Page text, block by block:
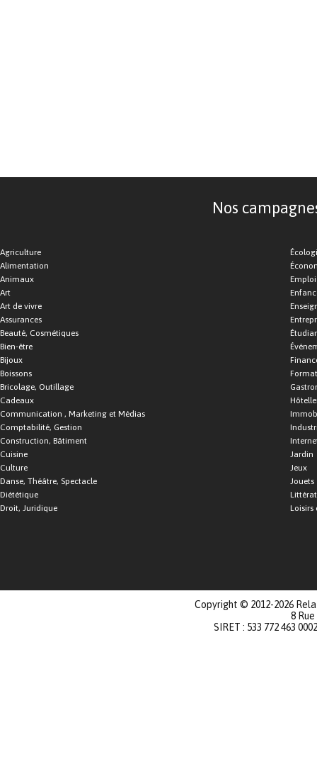
Nos
Agriculture
Alimentation
Animaux
Art
Art de vivre
Assurances
Beauté, Cosmétiques
Bien-être
Bijoux
Boissons
Bricolage, Outillage
Cadeaux
Communication , Marketing et Médias
Comptabilité, Gestion
Construction, Bâtiment
Cuisine
Culture
Danse, Théâtre, Spectacle
Diététique
Droit, Juridique
Emploi
Jardin
Jeux
Jouets
Loisirs
Copyright © 2012-2026
8
SIRET : 533 772 463